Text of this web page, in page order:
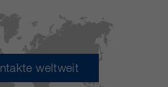
weltweit